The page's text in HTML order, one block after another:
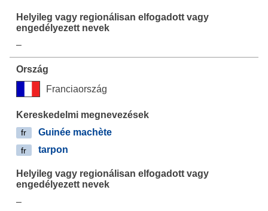
–
Franciaország
fr Guinée machète
fr tarpon
–